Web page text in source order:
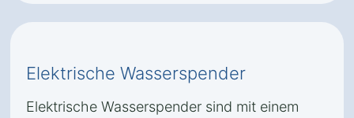
Elektrische Wasserspender
Elektrische Wasserspender sind mit einem